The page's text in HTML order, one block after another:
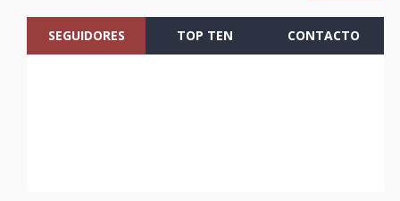
SEGUIDORES TOP TEN CONTACTO